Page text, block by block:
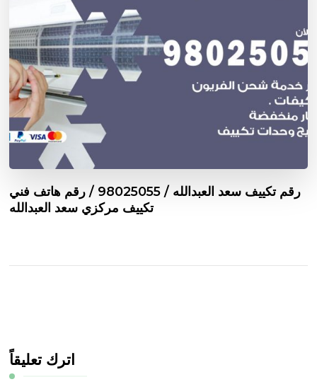
رقم تكييف سعد العبدالله / 98025055 / رقم هاتف فني
تكييف مركزي سعد العبدالله
اترك تعليقاً